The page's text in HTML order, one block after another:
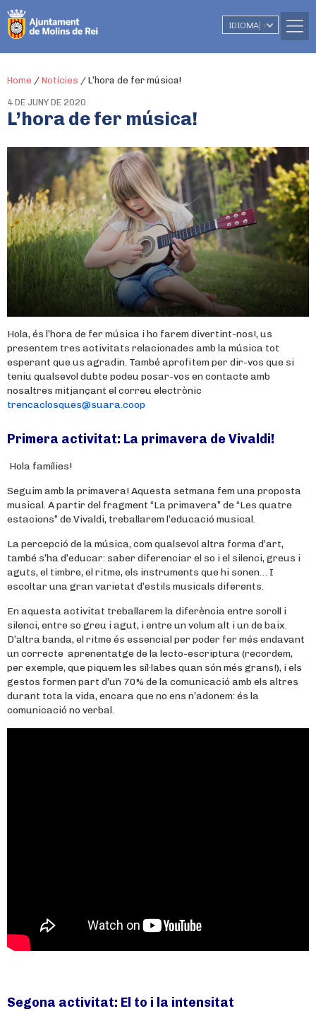
IDIOMA ▼
Home / Notícies / L’hora de fer música!
4 DE JUNY DE 2020
L’hora de fer música!
Hola, és l’hora de fer música i ho farem divertint-nos!, us
presentem tres activitats relacionades amb la música tot
esperant que us agradin. També aprofitem per dir-vos que si
teniu qualsevol dubte podeu posar-vos en contacte amb
nosaltres mitjançant el correu electrònic
trencaclosques@suara.coop
Primera activitat: La primavera de Vivaldi!
Hola famílies!
Seguim amb la primavera! Aquesta setmana fem una proposta
musical. A partir del fragment “La primavera” de “Les quatre
estacions” de Vivaldi, treballarem l’educació musical.
La percepció de la música, com qualsevol altra forma d’art,
també s’ha d’educar: saber diferenciar el so i el silenci, greus i
aguts, el timbre, el ritme, els instruments que hi sonen… I
escoltar una gran varietat d’estils musicals diferents.
En aquesta activitat treballarem la diferència entre soroll i
silenci, entre so greu i agut, i entre un volum alt i un de baix.
D’altra banda, el ritme és essencial per poder fer més endavant
un correcte aprenentatge de la lecto-escriptura (recordem,
per exemple, que piquem les síl·labes quan són més grans!), i els
gestos formen part d’un 70% de la comunicació amb els altres
durant tota la vida, encara que no ens n’adonem: és la
comunicació no verbal.
Segona activitat: El to i la intensitat